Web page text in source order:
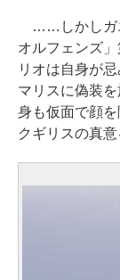
……しかしガ
オルフェンズ
リオは自身が
マリスに偽装
身も仮面で顔
クギリスの真意